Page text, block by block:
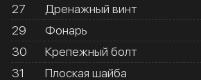
27
Дренажный винт
29
Фонарь
30
Крепежный болт
31
Плоская шайба